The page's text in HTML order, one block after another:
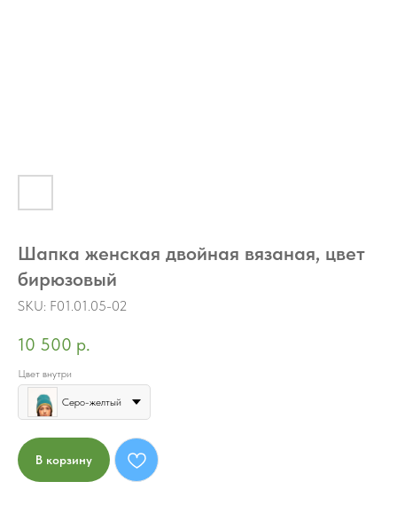
Шапка женская двойная вязаная, цвет
бирюзовый
SKU: F01.01.05-02
10 500 р.
Цвет внутри
Серо-желтый
В корзину